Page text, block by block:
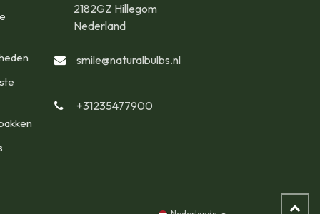
2182GZ Hillegom
Nederland
smile@naturalbulbs.nl
+31235477900